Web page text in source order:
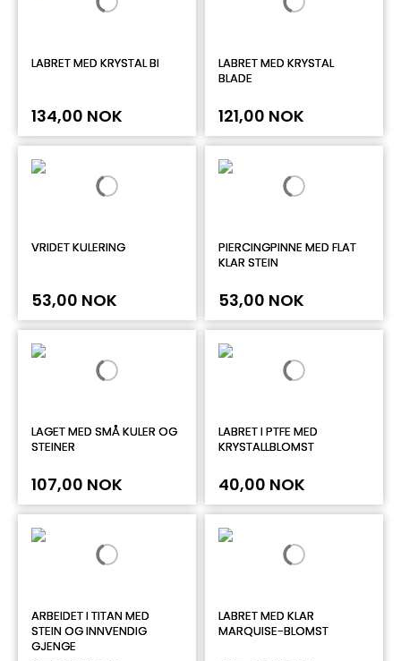
LABRET MED KRYSTAL BI
134,00 NOK
LABRET MED KRYSTAL
BLADE
121,00 NOK
VRIDET KULERING
53,00 NOK
PIERCINGPINNE MED FLAT
KLAR STEIN
53,00 NOK
LAGET MED SMÅ KULER OG
STEINER
107,00 NOK
LABRET I PTFE MED
KRYSTALLBLOMST
40,00 NOK
ARBEIDET I TITAN MED
STEIN OG INNVENDIG
GJENGE
LABRET MED KLAR
MARQUISE-BLOMST